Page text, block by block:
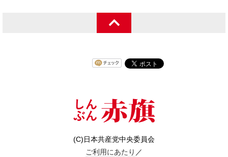
(C)日本共産党中央委員会
ご利用にあたり ／